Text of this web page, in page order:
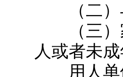
（二）与
（三）家
人或者未成
用人单位